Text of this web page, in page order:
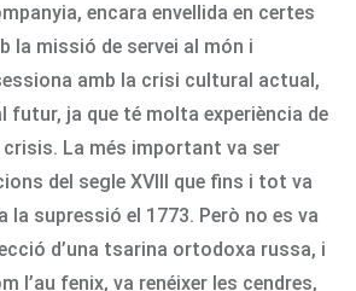
encara envellida en certes
la missió de servei al món i
amb la crisi cultural actual,
futur, ja que té molta experiència de
La més important va ser
del segle XVIII que fins i tot va
la supressió el 1773. Però no es va
d’una tsarina ortodoxa russa, i
l’au fenix, va renéixer les cendres,